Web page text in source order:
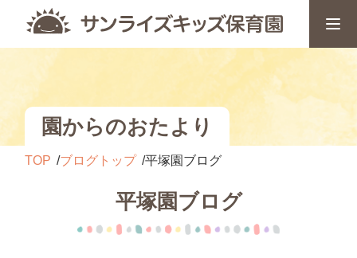
園からのおたより
TOP ブログトップ 平塚園ブログ
平塚園ブログ